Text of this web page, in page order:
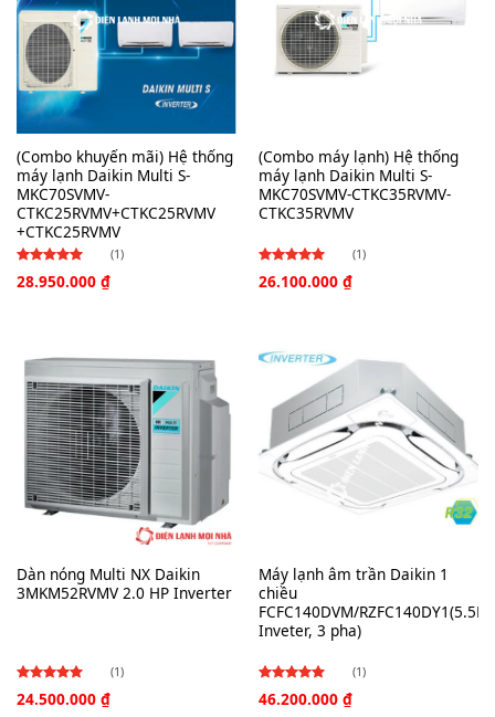
(Combo khuyến mãi) Hệ thống
máy lạnh Daikin Multi S-
MKC70SVMV-
CTKC25RVMV+CTKC25RVMV
+CTKC25RVMV
Được
(1)
28.950.000 ₫
(Combo máy lạnh) Hệ thống
máy lạnh Daikin Multi S-
MKC70SVMV-CTKC35RVMV-
CTKC35RVMV
Được
(1)
26.100.000 ₫
Dàn nóng Multi NX Daikin
3MKM52RVMV 2.0 HP Inverter
Được xếp
(1)
24.500.000 ₫
Máy lạnh âm trần Daikin 1
chiều
FCFC140DVM/
Inveter, 3 pha)
Được
(1)
46.200.000 ₫